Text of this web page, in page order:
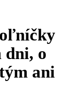
dni, o
ani